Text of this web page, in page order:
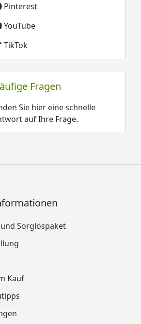
Pinterest
YouTube
TikTok
Fragen
Sie hier eine schnelle
auf Ihre Frage.
Sorglospaket
Kauf